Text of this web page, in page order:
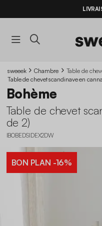
BONS
sweeek Chambre
Table de
Table de chevet scandinave en
Bohème
Table de chevet
de 2)
IBOBEDSIDEX2DW
BON PLAN -16%